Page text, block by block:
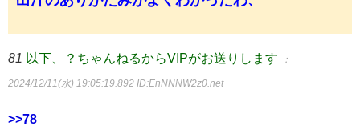
81 以下、？ちゃんねるからVIPがお送りします ：
2024/12/11(水) 19:05:19.892 ID:EnNNNW2z0.net
>>78